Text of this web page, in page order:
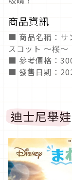
商品資訊
■ 商品名稱：サ
スコット ～桜～
■ 參考價格：
■ 發售日期：
迪士尼舉娃